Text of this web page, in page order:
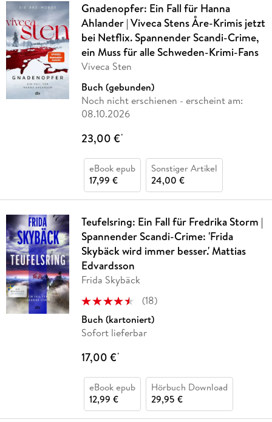
Gnadenopfer: Ein Fall für Hanna
Ahlander | Viveca Stens Åre-Krimis jetzt
bei Netflix. Spannender Scandi-Crime,
ein Muss für alle Schweden-Krimi-Fans
Viveca Sten
Buch (gebunden)
Noch nicht erschienen - erscheint am:
08.10.2026
23,00 €*
eBook epub
17,99 €
Sonstiger Artikel
24,00 €
Teufelsring: Ein Fall für Fredrika Storm |
Spannender Scandi-Crime: 'Frida
Skybäck wird immer besser.' Mattias
Edvardsson
Frida Skybäck
(18)
Buch (kartoniert)
Sofort lieferbar
17,00 €*
eBook epub
12,99 €
Hörbuch Download
29,95 €